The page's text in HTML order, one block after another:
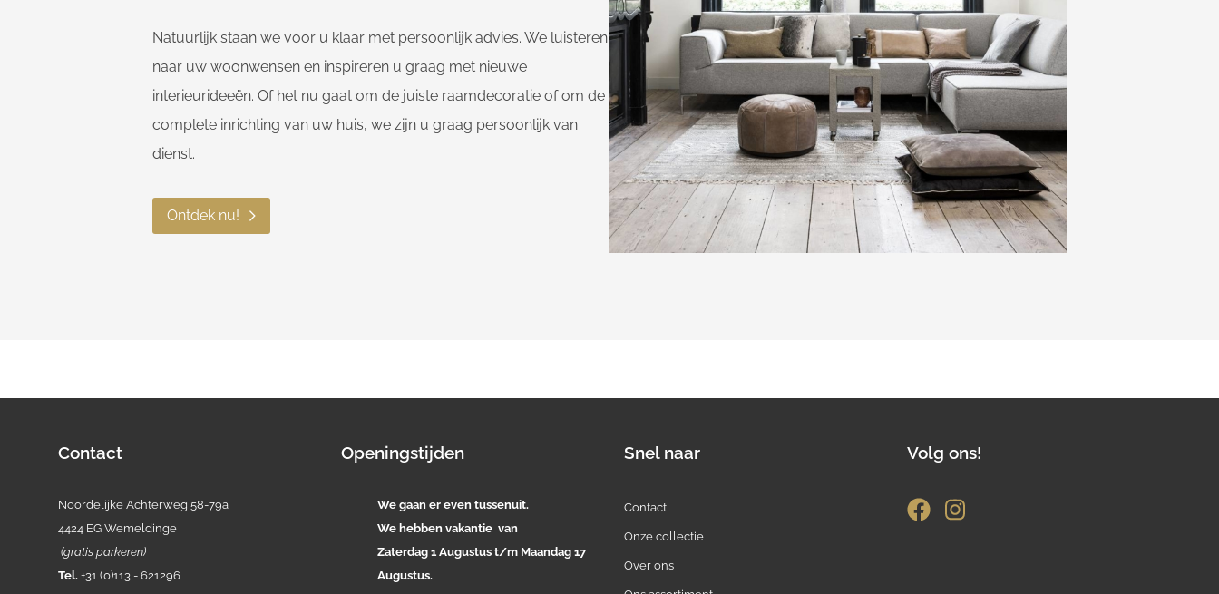
Natuurlijk staan we voor u klaar met persoonlijk advies. We luisteren
naar uw woonwensen en inspireren u graag met nieuwe
interieurideeën. Of het nu gaat om de juiste raamdecoratie of om de
complete inrichting van uw huis, we zijn u graag persoonlijk van
dienst.
Ontdek nu!
Contact
Noordelijke Achterweg 58-79a
4424 EG Wemeldinge
(gratis parkeren)
Tel.+31 (0)113 - 621296
Openingstijden
We gaan er even tussenuit.
We hebben vakantie van
Zaterdag 1 Augustus t/m Maandag 17
Augustus.
Snel naar
Contact
Onze collectie
Over ons
Volg ons!